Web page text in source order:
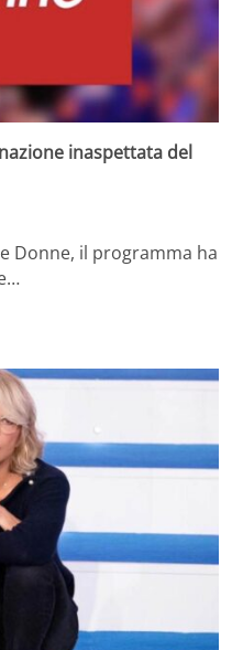
inaspettata del
Donne, il programma ha